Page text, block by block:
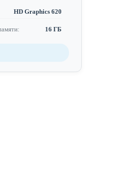
HD Graphics 620
16 ГБ